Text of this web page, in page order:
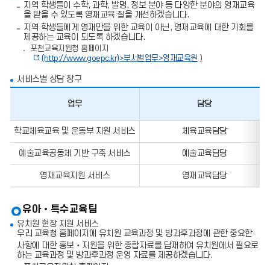
지역 학생들이 수학, 과학, 발명, 정보 분야 등 다양한 분야의 영재교육
을 받을 수 있도록 영재교육 질을 개선하겠습니다.
지역 학생들에게 영재만을 위한 교육이 아닌, 영재교육에 대한 기회를
제공하는 교육이 되도록 하겠습니다.
포천교육지원청 홈페이지
(http://www.goepc.kr)>부서별업무>영재교육원 )
서비스별 상담 창구
업
무,
담
전
스
번
업무 담당
학교체육교육 및 운동부 지원 서비스 체육교육담당
예술교육공동체 기반 구축 서비스 예술교육담당
영재교육지원 서비스 영재교육담당
유아•특수교육팀
유치원 현장 지원 서비스
우리 교육청 홈페이지에 유치원 교육과정 및 방과후과정에 관한 중요한
사항에 대한 홍보‧지원을 위한 종합자료를 답재하여 유치원에서 필요로
하는 교육과정 및 방과후과정 운영 자료를 제공하겠습니다.